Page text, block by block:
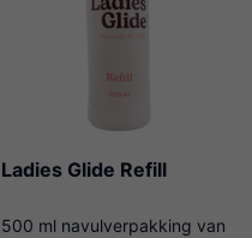
Ladies Glide Refill
500 ml navulverpakking van